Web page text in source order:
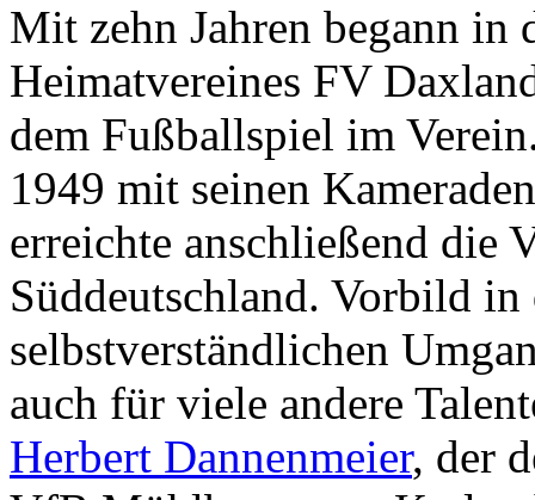
Mit zehn Jahren begann in
Heimatvereines FV
dem Fußballspiel im
1949 mit seinen
erreichte anschließend die
Süddeutschland. Vorbild
selbstverständlichen
auch für viele andere
Herbert Dannenmeier, der